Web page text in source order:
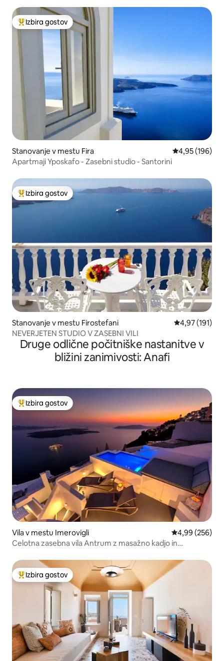
Najbolj priljubljena prenočišča z značko »Izbira gostov«
Izbira gostov
Stanovanje v mestu Fira Povprečna
4,95 (196)
Apartmaji Yposkafo - Zasebni studio - Santorini
Najbolj priljubljena prenočišča z značko »Izbira gostov«
Izbira gostov
Stanovanje v mestu Firostefani Povprečna
4,97 (191)
NEVERJETEN STUDIO V ZASEBNI VILI
Druge odlične počitniške nastanitve v
bližini zanimivosti: Anafi
Najbolj priljubljena prenočišča z značko »Izbira gostov«
Izbira gostov
Vila v mestu Imerovigli Povprečna
4,99 (256)
Celotna zasebna vila Antrum z masažno kadjo in
Najbolj priljubljena prenočišča z značko »Izbira gostov«
Izbira gostov